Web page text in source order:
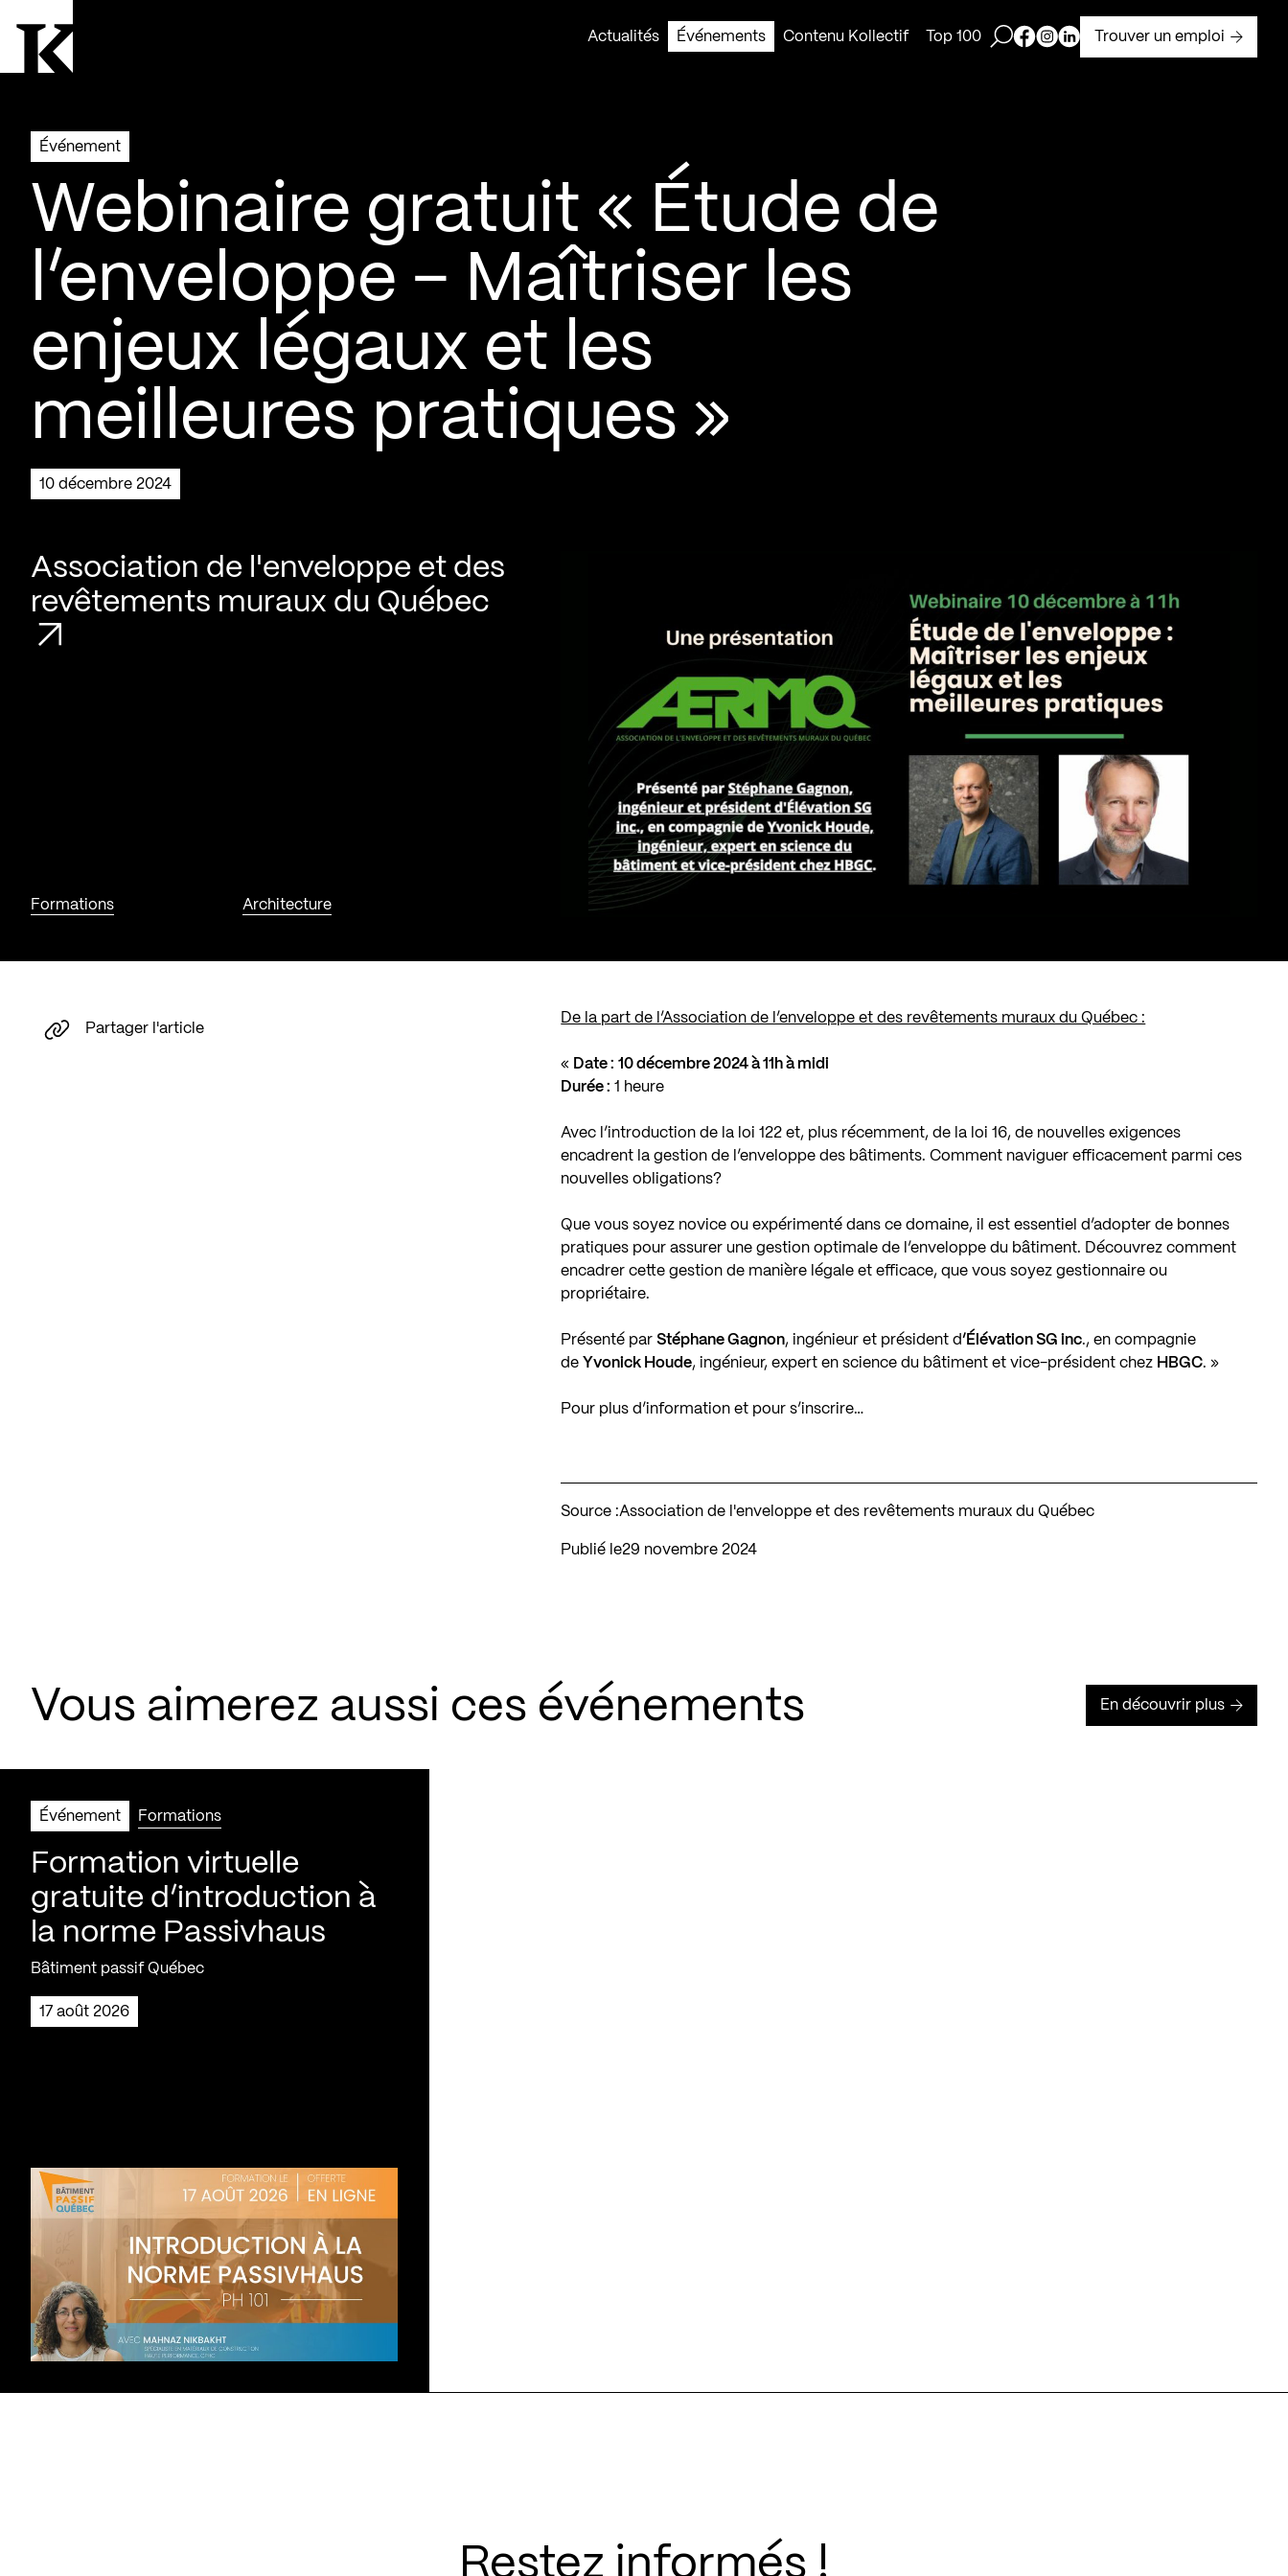
Actualités
Événements Contenu Kollectif Top 100 Ouvrir la barre de recherche
Page Facebook de Kollectif
Page Instagram de Kollectif
Page Linkedin de Kollectif
Trouver un emploi
Événement
Webinaire gratuit « Étude de
l’enveloppe – Maîtriser les
enjeux légaux et les
meilleures pratiques »
10 décembre 2024
Association de l'enveloppe et des
revêtements muraux du Québec
Formations Architecture
De la part de l’Association de l’enveloppe et des revêtements muraux du Québec :
« Date : 10 décembre 2024 à 11h à midi
Durée : 1 heure
Avec l’introduction de la loi 122 et, plus récemment, de la loi 16, de nouvelles exigences
encadrent la gestion de l’enveloppe des bâtiments. Comment naviguer efficacement parmi ces
nouvelles obligations?
Que vous soyez novice ou expérimenté dans ce domaine, il est essentiel d’adopter de bonnes
pratiques pour assurer une gestion optimale de l’enveloppe du bâtiment. Découvrez comment
encadrer cette gestion de manière légale et efficace, que vous soyez gestionnaire ou
propriétaire.
Présenté parStéphane Gagnon, ingénieur et président d’Élévation SG inc., en compagnie
de Yvonick Houde, ingénieur, expert en science du bâtiment et vice-président chez HBGC. »
Pour plus d’information et pour s’inscrire…
Source :Association de l'enveloppe et des revêtements muraux du Québec
Publié le 29 novembre 2024
Partager l'article
Vous aimerez aussi ces événements En découvrir plus
Événement Formations
Formation virtuelle
gratuite d’introduction à
la norme Passivhaus
Bâtiment passif Québec
17 août 2026
Restez informés !